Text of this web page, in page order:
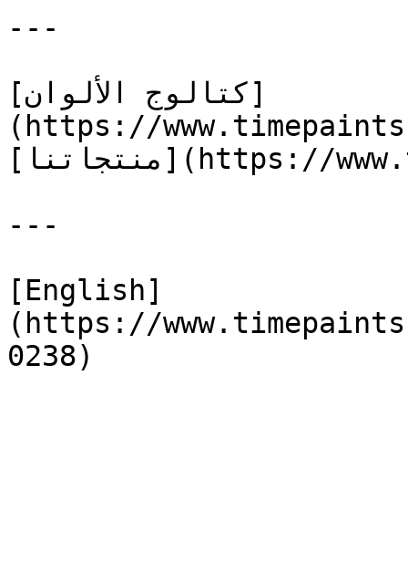
---
[كتالوج الألوان]
(https://
[منتجاتنا](https://www.timepaints.com/ar/products)
---
[English]
(https://
0238)